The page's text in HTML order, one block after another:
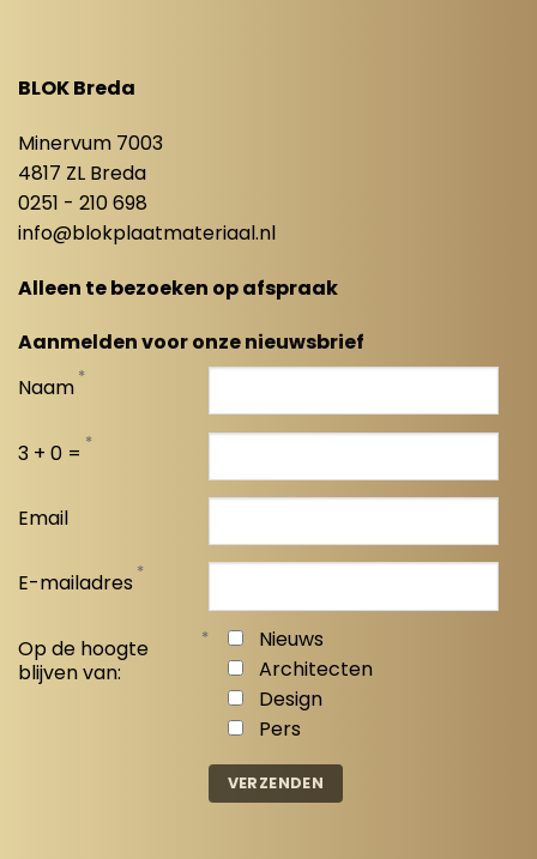
BLOK Breda
Minervum 7003
4817 ZL Breda
0251 - 210 698
info@blokplaatmateriaal.nl
Alleen te bezoeken op afspraak
Aanmelden voor onze nieuwsbrief
Naam *
3 + 0 = *
Email
E-mailadres *
Op de hoogte
blijven van:
*
Nieuws
Architecten
Design
Pers